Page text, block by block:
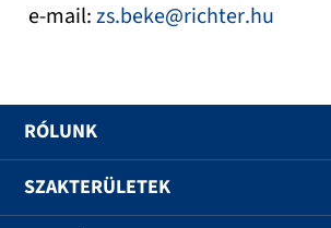
e-mail:zs.beke@richter.hu
RÓLUNK
SZAKTERÜLETEK